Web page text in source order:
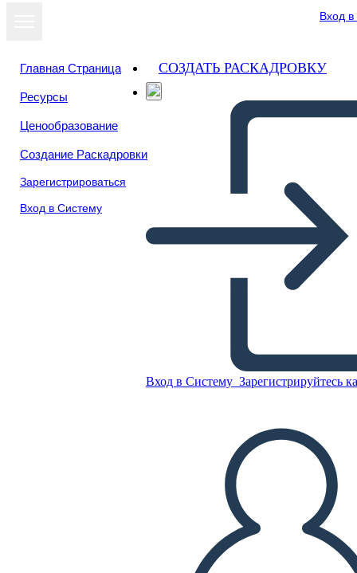
Вход
Главная Страница
Ресурсы
Ценообразование
Создание Раскадровки
Зарегистрироваться
Вход в Систему
СОЗДАТЬ РАСКАДРОВКУ
Вход в Систему Зарегистрируйтесь
Historia sobre la literatura
modernista
Скопируйте эту раскадровку
СОЗДАТЬ РАСКАДРОВКУ
ВОСПРОИЗВЕСТИ СЛАЙД-ШОУ
ПОЧИТАЙ МНЕ
Посмотреть
как слайд-шоу